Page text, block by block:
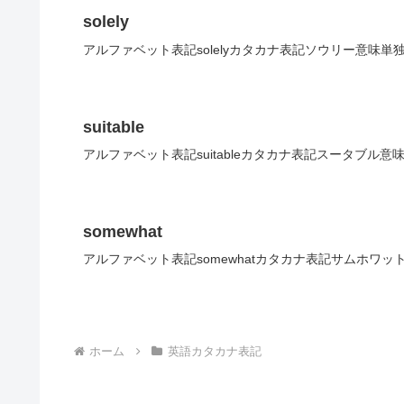
solely
アルファベット表記solelyカタカナ表記ソウリー意味単
suitable
アルファベット表記suitableカタカナ表記スータブル意
somewhat
アルファベット表記somewhatカタカナ表記サムホワッ
ホーム 英語カタカナ表記